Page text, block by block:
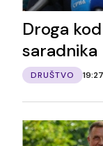
Droga
saradnika
DRUŠTVO 19:27